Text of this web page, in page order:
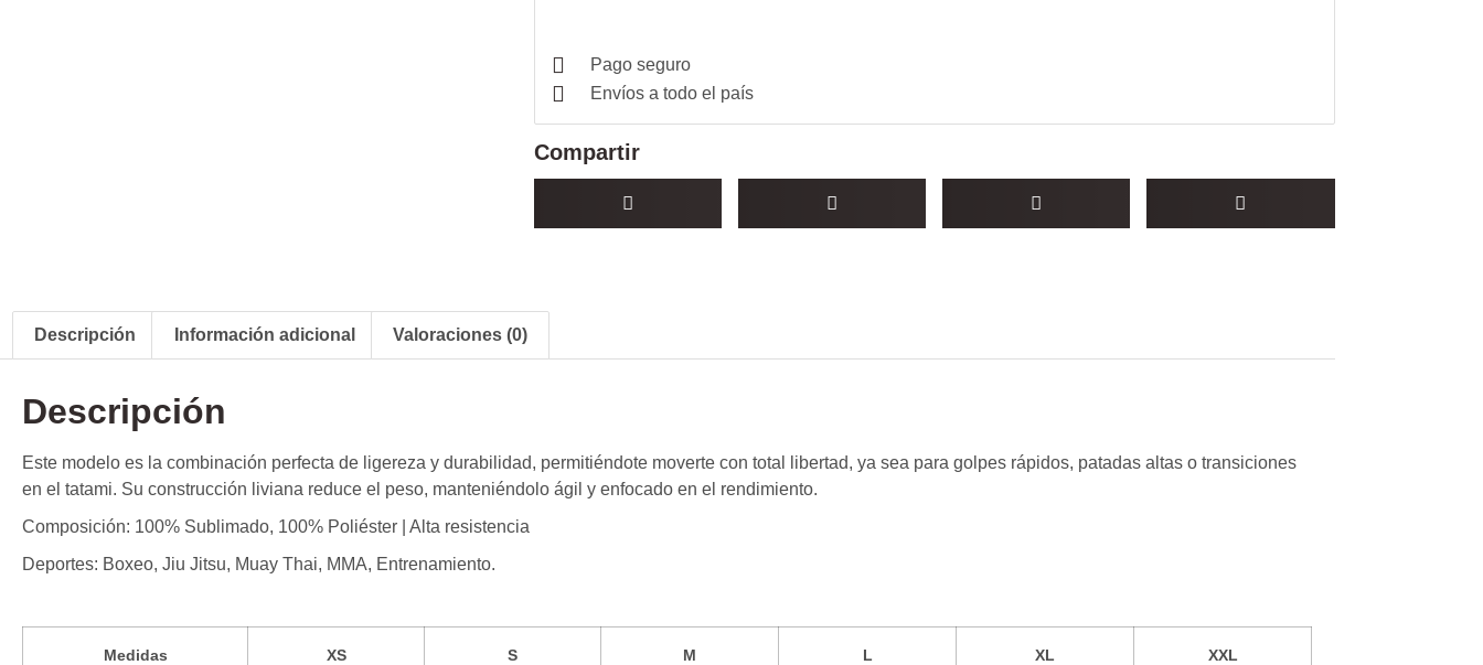
Pago seguro
Envíos a todo el país
Compartir
Descripción Información adicional Valoraciones (0)
Descripción
Este modelo es la combinación perfecta de ligereza y durabilidad, permitiéndote moverte con total libertad, ya sea para golpes rápidos, patadas altas o transiciones
en el tatami. Su construcción liviana reduce el peso, manteniéndolo ágil y enfocado en el rendimiento.
Composición: 100% Sublimado, 100% Poliéster | Alta resistencia
Deportes: Boxeo, Jiu Jitsu, Muay Thai, MMA, Entrenamiento.
Medidas XS S M L XL XXL